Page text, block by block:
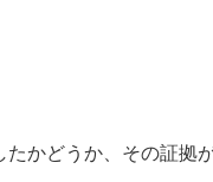
かどうか、その証拠